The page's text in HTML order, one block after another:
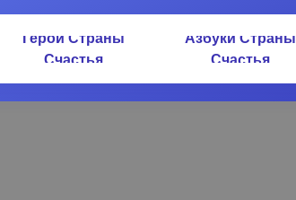
Герои Страны
Счастья
Азбуки Страны
Счастья